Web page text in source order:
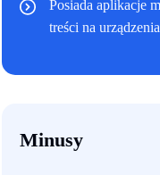
Posiada aplikacje
treści na
Minusy